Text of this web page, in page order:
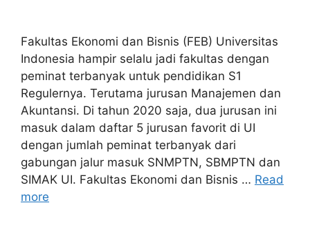
Fakultas Ekonomi dan Bisnis (FEB) Universitas
Indonesia hampir selalu jadi fakultas dengan
peminat terbanyak untuk pendidikan S1
Regulernya. Terutama jurusan Manajemen dan
Akuntansi. Di tahun 2020 saja, dua jurusan ini
masuk dalam daftar 5 jurusan favorit di UI
dengan jumlah peminat terbanyak dari
gabungan jalur masuk SNMPTN, SBMPTN dan
SIMAK UI. Fakultas Ekonomi dan Bisnis … Read
more